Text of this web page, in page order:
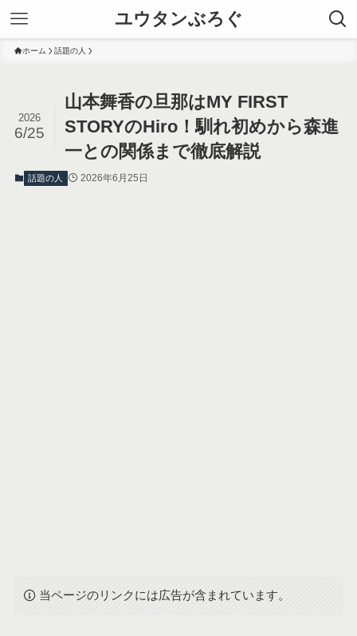
ユウタンぶろぐ
ホーム 話題の人
山本舞香の旦那はMY FIRST
STORYのHiro！馴れ初めから森進
一との関係まで徹底解説
2026
6/25
話題の人 2026年6月25日
当ページのリンクには広告が含まれています。